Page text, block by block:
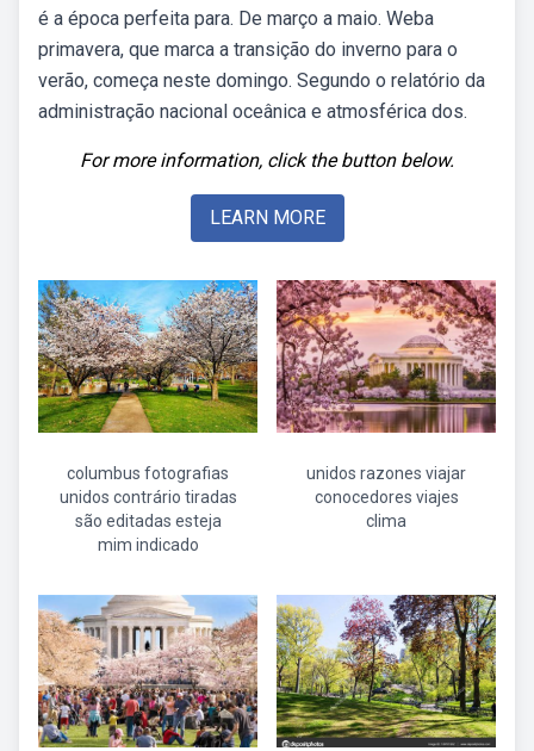
é a época perfeita para. De março a maio. Weba
primavera, que marca a transição do inverno para o
verão, começa neste domingo. Segundo o relatório da
administração nacional oceânica e atmosférica dos.
For more information, click the button below.
LEARN MORE
columbus fotografias
unidos contrário tiradas
são editadas esteja
mim indicado
unidos razones viajar
conocedores viajes
clima